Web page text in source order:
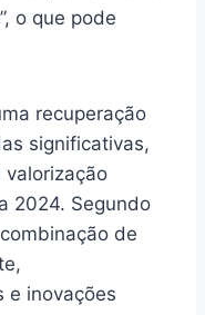
o que pode
recuperação
significativas,
valorização
2024. Segundo
de
e inovações